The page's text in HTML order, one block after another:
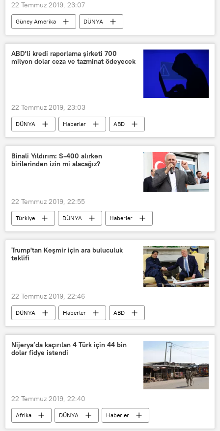
22 Temmuz 2019, 23:07
Güney Amerika
DÜNYA
Haberler
Venezüella
Jorge Rodriguez
ABD
ABD'li kredi raporlama şirketi 700
milyon dolar ceza ve tazminat ödeyecek
22 Temmuz 2019, 23:03
DÜNYA Haberler
ABD
Kredi
Equifax
Tazminat
ABD Federal Ticaret Komisyonu
Binali Yıldırım: S-400 alırken
birilerinden izin mi alacağız?
22 Temmuz 2019, 22:55
Türkiye DÜNYA
Haberler
Binali Yıldırım
S-400
İzmir
TÜRKİYE
Sol sağ
Trump'tan Keşmir için ara buluculuk
teklifi
22 Temmuz 2019, 22:46
DÜNYA Haberler
ABD
Donald Trump
İmran Han
Hindistan
Keşmir
Narendra Modi
Nijerya’da kaçırılan 4 Türk için 44 bin
dolar fidye istendi
22 Temmuz 2019, 22:40
Afrika DÜNYA Haberler